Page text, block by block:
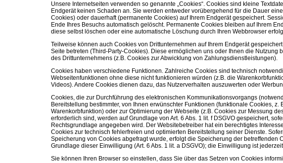
Unsere Internetseiten verwenden so genannte „Cookies“. Cookies sind kleine
Endgerät keinen Schaden an. Sie werden entweder vorübergehend für die Dauer
Cookies) oder dauerhaft (permanente Cookies) auf Ihrem Endgerät gespeichert.
Ende Ihres Besuchs automatisch gelöscht. Permanente Cookies bleiben auf Ihrem
diese selbst löschen oder eine automatische Löschung durch Ihren Webbrowser
Teilweise können auch Cookies von Drittunternehmen auf Ihrem Endgerät
Seite betreten (Third-Party-Cookies). Diese ermöglichen uns oder Ihnen die Nutzung
des Drittunternehmens (z.B. Cookies zur Abwicklung von Zahlungsdienstleistungen).
Cookies haben verschiedene Funktionen. Zahlreiche Cookies sind technisch
Webseitenfunktionen ohne diese nicht funktionieren würden (z.B. die
Videos). Andere Cookies dienen dazu, das Nutzerverhalten auszuwerten oder
Cookies, die zur Durchführung des elektronischen Kommunikationsvorgangs
Bereitstellung bestimmter, von Ihnen erwünschter Funktionen (funktionale Cookies, z.
Warenkorbfunktion) oder zur Optimierung der Webseite (z.B. Cookies zur Messung
erforderlich sind, werden auf Grundlage von Art. 6 Abs. 1 lit. f DSGVO gespeichert,
Rechtsgrundlage angegeben wird. Der Websitebetreiber hat ein berechtigtes
Cookies zur technisch fehlerfreien und optimierten Bereitstellung seiner Dienste.
Speicherung von Cookies abgefragt wurde, erfolgt die Speicherung der betreffenden
Grundlage dieser Einwilligung (Art. 6 Abs. 1 lit. a DSGVO); die Einwilligung ist
Sie können Ihren Browser so einstellen, dass Sie über das Setzen von Cookies